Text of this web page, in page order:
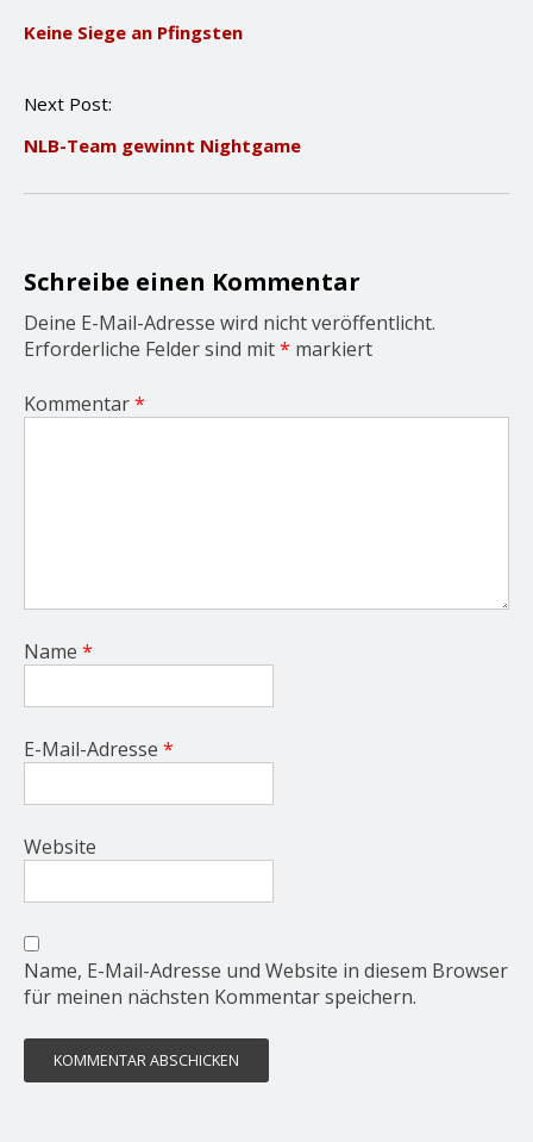
s
a
i
o
Keine Siege an Pfingsten
Next Post:
NLB-Team gewinnt Nightgame
Schreibe einen Kommentar
Deine E-Mail-Adresse wird nicht veröffentlicht.
Erforderliche Felder sind mit* markiert
Kommentar*
Name *
E-Mail-Adresse *
Website
Name, E-Mail-Adresse und Website in diesem Browser
für meinen nächsten Kommentar speichern.